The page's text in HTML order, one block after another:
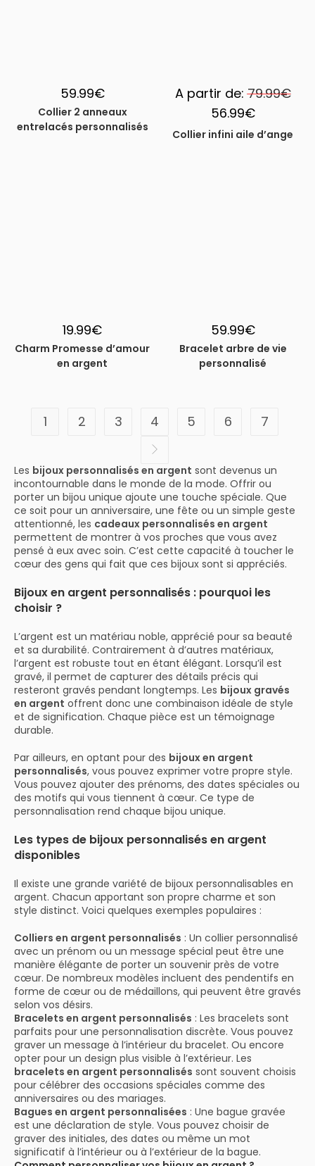
59.99€
Collier 2 anneaux
entrelacés personnalisés
A partir de:79.99€
56.99€
Collier infini aile d’ange
19.99€
Charm Promesse d’amour
en argent
59.99€
Bracelet arbre de vie
personnalisé
1 2 3 4 5 6 7
Les bijoux personnalisés en argent sont devenus un
incontournable dans le monde de la mode. Offrir ou
porter un bijou unique ajoute une touche spéciale. Que
ce soit pour un anniversaire, une fête ou un simple geste
attentionné, les cadeaux personnalisés en argent
permettent de montrer à vos proches que vous avez
pensé à eux avec soin. C’est cette capacité à toucher le
cœur des gens qui fait que ces bijoux sont si appréciés.
Bijoux en argent personnalisés : pourquoi les
choisir ?
L’argent est un matériau noble, apprécié pour sa beauté
et sa durabilité. Contrairement à d’autres matériaux,
l’argent est robuste tout en étant élégant. Lorsqu’il est
gravé, il permet de capturer des détails précis qui
resteront gravés pendant longtemps. Les bijoux gravés
en argent offrent donc une combinaison idéale de style
et de signification. Chaque pièce est un témoignage
durable.
Par ailleurs, en optant pour des bijoux en argent
personnalisés, vous pouvez exprimer votre propre style.
Vous pouvez ajouter des prénoms, des dates spéciales ou
des motifs qui vous tiennent à cœur. Ce type de
personnalisation rend chaque bijou unique.
Les types de bijoux personnalisés en argent
disponibles
Il existe une grande variété de bijoux personnalisables en
argent. Chacun apportant son propre charme et son
style distinct. Voici quelques exemples populaires :
Colliers en argent personnalisés : Un collier personnalisé
avec un prénom ou un message spécial peut être une
manière élégante de porter un souvenir près de votre
cœur. De nombreux modèles incluent des pendentifs en
forme de cœur ou de médaillons, qui peuvent être gravés
selon vos désirs.
Bracelets en argent personnalisés : Les bracelets sont
parfaits pour une personnalisation discrète. Vous pouvez
graver un message à l’intérieur du bracelet. Ou encore
opter pour un design plus visible à l’extérieur. Les
bracelets en argent personnalisés sont souvent choisis
pour célébrer des occasions spéciales comme des
anniversaires ou des mariages.
Bagues en argent personnalisées : Une bague gravée
est une déclaration de style. Vous pouvez choisir de
graver des initiales, des dates ou même un mot
significatif à l’intérieur ou à l’extérieur de la bague.